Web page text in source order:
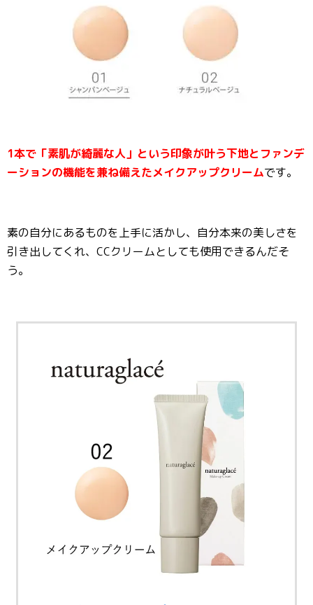
1本で「素肌が綺麗な人」という印象が叶う下地とファンデ
ーションの機能を兼ね備えたメイクアップクリームです。
素の自分にあるものを上手に活かし、自分本来の美しさを
引き出してくれ、CCクリームとしても使用できるんだそ
う。